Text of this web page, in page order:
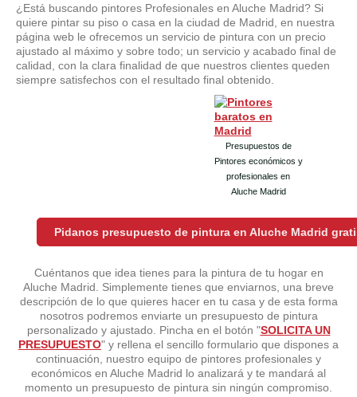
¿Está buscando pintores Profesionales en Aluche Madrid? Si
quiere pintar su piso o casa en la ciudad de Madrid, en nuestra
página web le ofrecemos un servicio de pintura con un precio
ajustado al máximo y sobre todo; un servicio y acabado final de
calidad, con la clara finalidad de que nuestros clientes queden
siempre satisfechos con el resultado final obtenido.
Presupuestos de
Pintores económicos y
profesionales en
Aluche Madrid
Pidanos presupuesto de pintura en Aluche Madrid
Cuéntanos que idea tienes para la pintura de tu hogar en
Aluche Madrid. Simplemente tienes que enviarnos, una breve
descripción de lo que quieres hacer en tu casa y de esta forma
nosotros podremos enviarte un presupuesto de pintura
personalizado y ajustado. Pincha en el botón "SOLICITA UN
PRESUPUESTO" y rellena el sencillo formulario que dispones a
continuación, nuestro equipo de pintores profesionales y
económicos en Aluche Madrid lo analizará y te mandará al
momento un presupuesto de pintura sin ningún compromiso.